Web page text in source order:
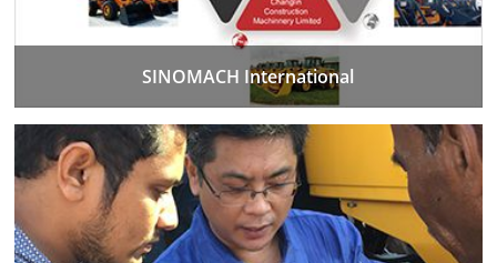
SINOMACH International